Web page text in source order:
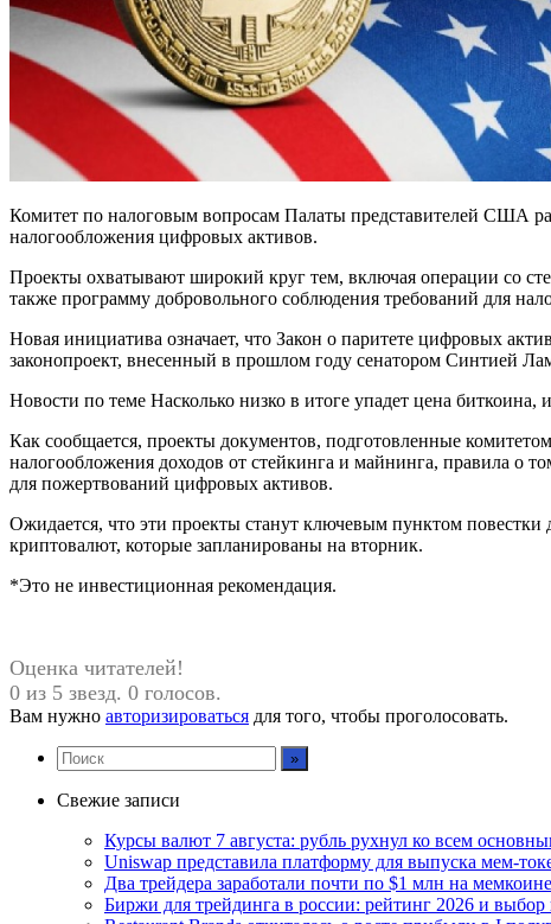
Комитет по налоговым вопросам Палаты представителей США
налогообложения цифровых активов.
Проекты охватывают широкий круг тем, включая операции со
также программу добровольного соблюдения требований для
Новая инициатива означает, что Закон о паритете цифровых
законопроект, внесенный в прошлом году сенатором Синтией
Новости по теме Насколько низко в итоге упадет цена
Как сообщается, проекты документов, подготовленные
налогообложения доходов от стейкинга и майнинга, правила о
для пожертвований цифровых активов.
Ожидается, что эти проекты станут ключевым пунктом
криптовалют, которые запланированы на вторник.
*Это не инвестиционная рекомендация.
Оценка читателей!
0 из 5 звезд. 0 голосов.
Вам нужно авторизироваться для того, чтобы проголосовать.
Свежие записи
Курсы валют 7 августа: рубль рухнул ко всем
Uniswap представила платформу для выпуска мем-
Два трейдера заработали почти по $1 млн на
Биржи для трейдинга в россии: рейтинг 2026 и